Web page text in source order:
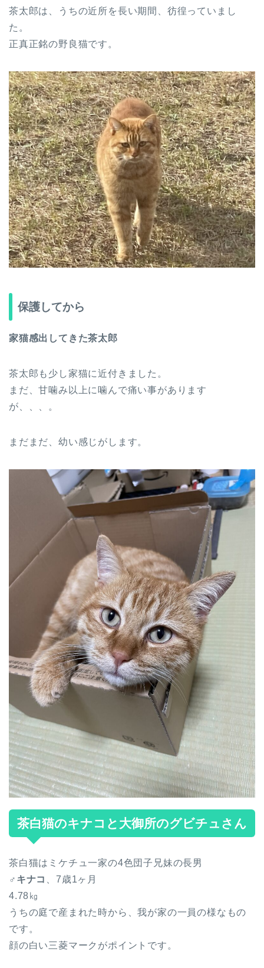
茶太郎は、うちの近所を長い期間、彷徨っていまし
た。
正真正銘の野良猫です。
保護してから
家猫感出してきた茶太郎
茶太郎も少し家猫に近付きました。
まだ、甘噛み以上に噛んで痛い事があります
が、、、。
まだまだ、幼い感じがします。
茶白猫のキナコと大御所のグビチュさん
茶白猫はミケチュ一家の4色団子兄妹の長男
♂キナコ
、7歳1ヶ月
4.78㎏
うちの庭で産まれた時から、我が家の一員の様なもの
です。
顔の白い三菱マークがポイントです。